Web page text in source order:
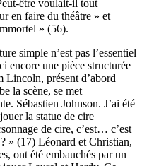
être voulait-il tout
en faire du théâtre » et
» (56).
simple n’est pas l’essentiel
encore une pièce structurée
Lincoln, présent d’abord
la scène, se met
Sébastien Johnson. J’ai été
la statue de cire
de cire, c’est… c’est
» (17) Léonard et Christian,
ont été embauchés par un